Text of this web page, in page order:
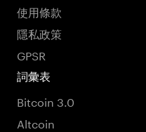
使用條款
隱私政策
GPSR
詞彙表
Bitcoin 3.0
Altcoin